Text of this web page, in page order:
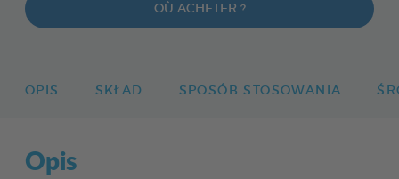
OÙ ACHETER ?
OPIS SKŁAD SPOSÓB STOSOWANIA
Opis